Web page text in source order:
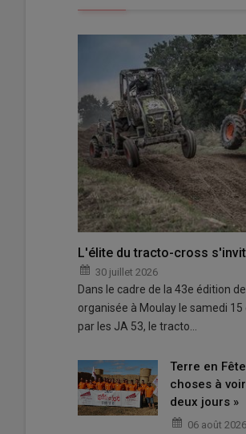
L'élite du tracto-cross
30 juillet 2026
Dans le cadre de la 43e édition
organisée à Moulay le samedi
par les JA 53, le tracto…
Terre en
choses à
deux jours »
06 août 2026